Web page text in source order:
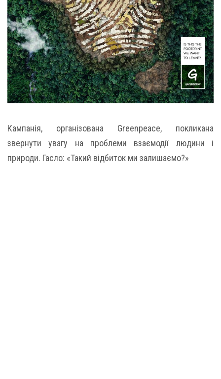
Кампанія, організована Greenpeace, покликана
звернути увагу на проблеми взаємодії людини і
природи. Гасло: «Такий відбиток ми залишаємо?»